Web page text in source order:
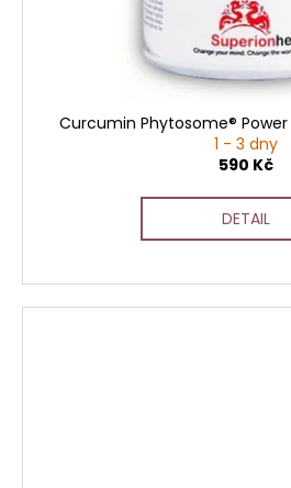
Curcumin Phytosome®
1 - 3 dny
590 Kč
DETAIL